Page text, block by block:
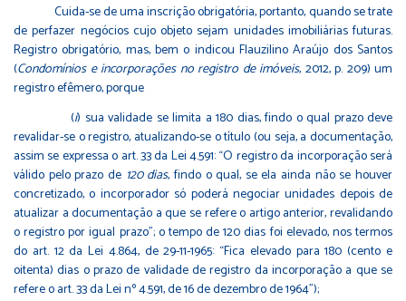
Cuida-se de uma inscrição obrigatória, portanto, quando se trate
de perfazer negócios cujo objeto sejam unidades imobiliárias futuras.
Registro obrigatório, mas, bem o indicou Flauzilino Araújo dos Santos
(Condomínios e incorporações no registro de imóveis, 2012, p. 209) um
registro efêmero, porque
(i) sua validade se limita a 180 dias, findo o qual prazo deve
revalidar-se o registro, atualizando-se o título (ou seja, a documentação,
assim se expressa o art. 33 da Lei 4.591: “O registro da incorporação será
válido pelo prazo de 120 dias, findo o qual, se ela ainda não se houver
concretizado, o incorporador só poderá negociar unidades depois de
atualizar a documentação a que se refere o artigo anterior, revalidando
o registro por igual prazo”; o tempo de 120 dias foi elevado, nos termos
do art. 12 da Lei 4.864, de 29-11-1965: “Fica elevado para 180 (cento e
oitenta) dias o prazo de validade de registro da incorporação a que se
refere o art. 33 da Lei nº 4.591, de 16 de dezembro de 1964”);